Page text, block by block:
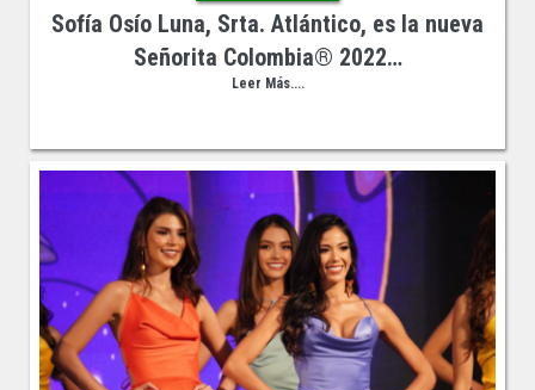
Sofía Osío Luna, Srta. Atlántico, es la nueva
Señorita Colombia® 2022…
Leer Más....